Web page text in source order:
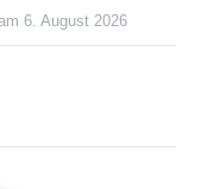
6. August 2026